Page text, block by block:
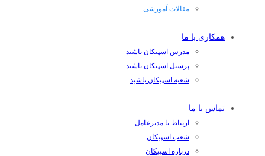
مقالات آموزشی
همکاری با ما
مدرس اسپیکان باشید
پرسنل اسپیکان باشید
شعبه اسپیکان باشید
تماس با ما
ارتباط با مدیرعامل
شعب اسپیکان
درباره اسپیکان